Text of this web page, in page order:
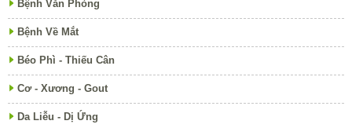
Bệnh Văn Phòng
Bệnh Về Mắt
Béo Phì - Thiếu Cân
Cơ - Xương - Gout
Da Liễu - Dị Ứng